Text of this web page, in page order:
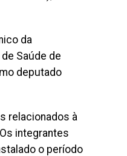
da
Saúde de
deputado
relacionados à
integrantes
o período